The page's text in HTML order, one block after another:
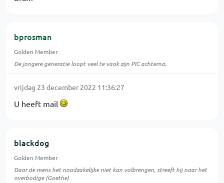
bprosman
Golden Member
De jongere generatie loopt veel te vaak zijn PIC achterna.
vrijdag 23 december 2022 11:36:27
U heeft mail
blackdog
Golden Member
Daar de mens het noodzakelijke niet kan volbrengen, streeft hij naar het
overbodige (Goethe)